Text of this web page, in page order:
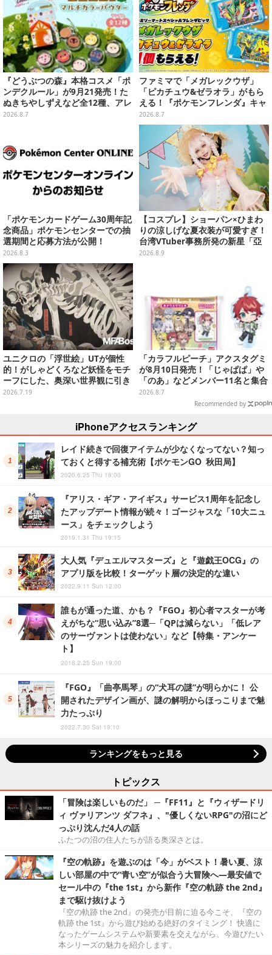
『どうぶつの森』本格コスメ「ポ
ンデクルール」が9月21発売！た
ぬきちやしずえなど全12種、アレ
ンジできるリアクションシールも
2026.8.7
ファミマで「メガレックウザ」
「ピカチュウ&ゼラオラ」がもら
える！『ポケモンフレンダ』キャ
ンペーンが8月11日開始
2026.8.7
「ポケモンカードゲーム30周年記
念商品」ポケモンセンターでの抽
選期間と応募方法が公開！
2026.8.3
【コスプレ】ショーパン×ひまわ
りの涼しげな夏衣装が可愛すぎ！
台湾VTuber事務所発の新星「亞
彌奈」の美女レイヤーにドキドキ
2026.8.9
ユニクロの「浮世絵」UTが個性
的！がしゃどくろなど妖怪をモチ
ーフにした、奥深い世界観に引き
込まれる
2026.7.19
「カラフルピーチ」アクスタグミ
が8月10日発売！「じゃぱぱ」や
「のあ」などメンバー11名と集合
デザイン全15種、ボールチェーン
付きでアクセサリーにも
2026.8.7
Recommended by
iPhoneアクセスランキング
レイド続きで回復アイテムが少なくなってない？知っ
ておくと得する補充術【ポケモンGO 秋田局】
2020.6.25 Thu 19:00
『アリス・ギア・アイギス』サービス1周年を記念し
たアップデート情報が続々！ゴージャスな「10大ニュ
ース」をチェックしよう
2019.1.31 Thu 19:15
大人気『デュエルマスターズ』と『遊戯王OCG』の
アプリ版を比較！ターゲット層の決定的な違い
2022.9.11 Sun 12:00
誰もが通った道、かも？『FGO』初心者マスターが考
えがちな“思い込み”8選─「QPは減らない」「低レア
のサーヴァントは使わない」など【特集・アンケー
ト】
2018.2.25 Sun 19:00
『FGO』「曲亭馬琴」の“犬耳の謎”が明らかに！ 公
開されたデザイン画が、謎の解明からほっこりまで魅
力たっぷり
2022.7.30 Sat 19:10
ランキングをもっと見る
トピックス
「冒険は楽しいものだ」 ─『FF11』と『ウィザードリ
ィ ヴァリアンツ ダフネ』、"優しくないRPG"の沼にど
っぷり沈んだ4人の話
ふたつの沼の住人たちが語る奥深さとは。
『空の軌跡』を遊ぶのは「今」がベスト！暑い夏、涼
しい部屋の中で“青い空”が似合う大冒険へ―最安値で
セール中の『the 1st』から新作『空の軌跡 the 2nd』
まで駆け抜けよう
『空の軌跡 the 2nd』の発売が目前に迫る今こそ、『空の
軌跡 the 1st』から遊び始める絶好のタイミング！ 快適に
なったゲームシステムや新要素を交えながら、今遊びたい
本シリーズの魅力を紹介します。